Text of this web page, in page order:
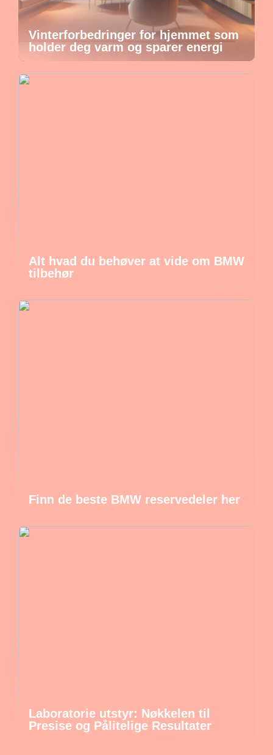
Vinterforbedringer for hjemmet som
holder deg varm og sparer energi
Alt hvad du behøver at vide om BMW
tilbehør
Finn de beste BMW reservedeler her
Laboratorie utstyr: Nøkkelen til
Presise og Pålitelige Resultater